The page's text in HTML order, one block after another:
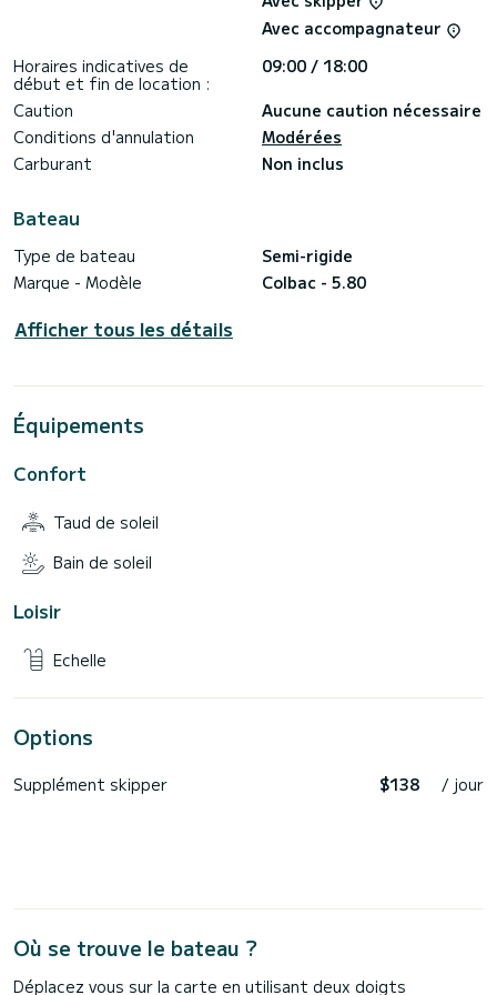
Avec accompagnateur
Horaires indicatives de
début et fin de location :
09:00 / 18:00
Caution
Aucune caution nécessaire
Conditions d'annulation
Modérées
Carburant
Non inclus
Bateau
Type de bateau
Semi-rigide
Marque - Modèle
Colbac - 5.80
Afficher tous les détails
Équipements
Confort
Taud de soleil
Bain de soleil
Loisir
Echelle
Options
Supplément skipper $138 / jour
Où se trouve le bateau ?
Déplacez vous sur la carte en utilisant deux doigts